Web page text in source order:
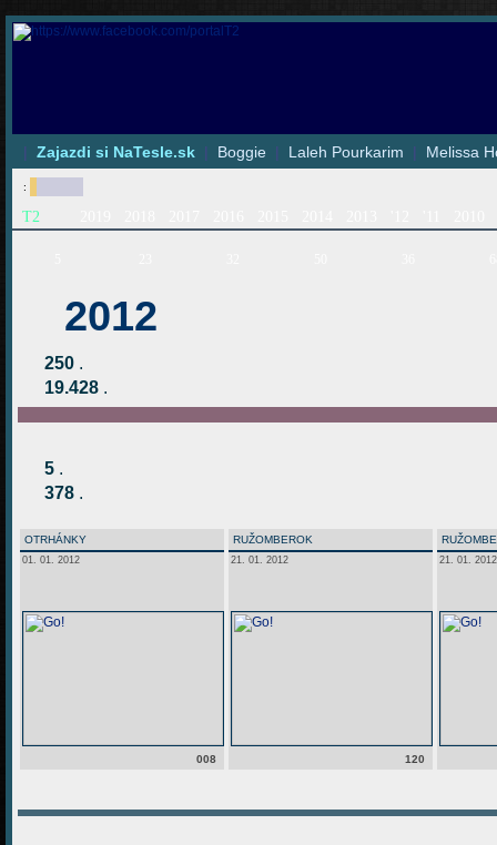
| Zajazdi si NaTesle.sk | Boggie | Laleh Pourkarim | Melissa
:
T2
2012
250 .
19.428 .
5 .
378 .
OTRHÁNKY
01. 01. 2012
008
RUŽOMBEROK
21. 01. 2012
120
21. 01. 2012